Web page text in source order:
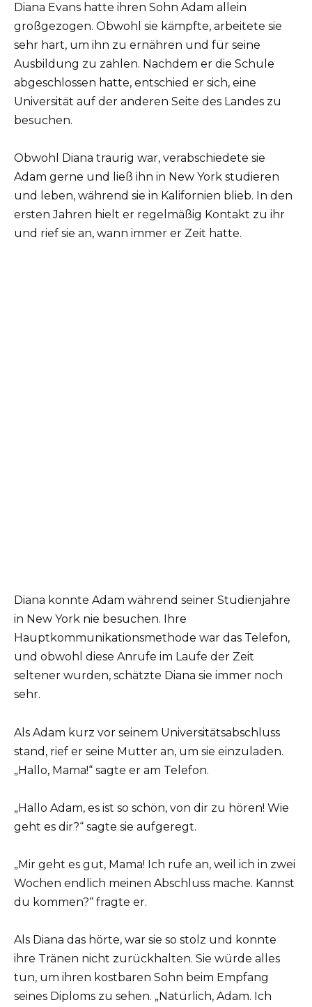
Diana Evans hatte ihren Sohn Adam allein
großgezogen. Obwohl sie kämpfte, arbeitete sie
sehr hart, um ihn zu ernähren und für seine
Ausbildung zu zahlen. Nachdem er die Schule
abgeschlossen hatte, entschied er sich, eine
Universität auf der anderen Seite des Landes zu
besuchen.
Obwohl Diana traurig war, verabschiedete sie
Adam gerne und ließ ihn in New York studieren
und leben, während sie in Kalifornien blieb. In den
ersten Jahren hielt er regelmäßig Kontakt zu ihr
und rief sie an, wann immer er Zeit hatte.
Diana konnte Adam während seiner Studienjahre
in New York nie besuchen. Ihre
Hauptkommunikationsmethode war das Telefon,
und obwohl diese Anrufe im Laufe der Zeit
seltener wurden, schätzte Diana sie immer noch
sehr.
Als Adam kurz vor seinem Universitätsabschluss
stand, rief er seine Mutter an, um sie einzuladen.
„Hallo, Mama!“ sagte er am Telefon.
„Hallo Adam, es ist so schön, von dir zu hören! Wie
geht es dir?“ sagte sie aufgeregt.
„Mir geht es gut, Mama! Ich rufe an, weil ich in zwei
Wochen endlich meinen Abschluss mache. Kannst
du kommen?“ fragte er.
Als Diana das hörte, war sie so stolz und konnte
ihre Tränen nicht zurückhalten. Sie würde alles
tun, um ihren kostbaren Sohn beim Empfang
seines Diploms zu sehen. „Natürlich, Adam. Ich